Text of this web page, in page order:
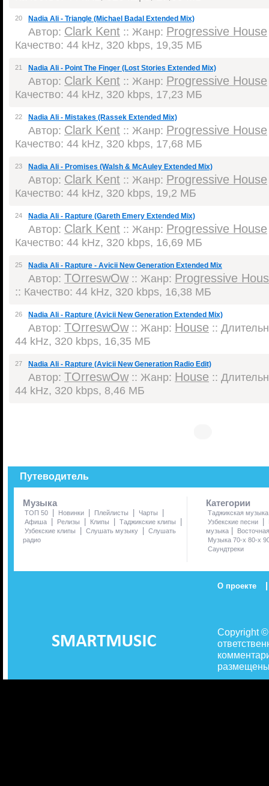
20 Nadia Ali - Triangle (Michael Badal Extended Mix)
Автор: Clark Kent :: Жанр: Progressive House
Качество: 44 kHz, 320 kbps, 19,35 МБ
21 Nadia Ali - Point The Finger (Lost Stories Extended Mix)
Автор: Clark Kent :: Жанр: Progressive House
Качество: 44 kHz, 320 kbps, 17,23 МБ
22 Nadia Ali - Mistakes (Rassek Extended Mix)
Автор: Clark Kent :: Жанр: Progressive House
Качество: 44 kHz, 320 kbps, 17,68 МБ
23 Nadia Ali - Promises (Walsh & McAuley Extended Mix)
Автор: Clark Kent :: Жанр: Progressive House
Качество: 44 kHz, 320 kbps, 19,2 МБ
24 Nadia Ali - Rapture (Gareth Emery Extended Mix)
Автор: Clark Kent :: Жанр: Progressive House
Качество: 44 kHz, 320 kbps, 16,69 МБ
25 Nadia Ali - Rapture - Avicii New Generation Extended Mix
Автор: TOrreswOw:: Жанр: Progressive
:: Качество: 44 kHz, 320 kbps, 16,38 МБ
26 Nadia Ali - Rapture (Avicii New Generation Extended Mix)
Автор: TOrreswOw:: Жанр: House ::
44 kHz, 320 kbps, 16,35 МБ
27 Nadia Ali - Rapture (Avicii New Generation Radio Edit)
Автор: TOrreswOw:: Жанр: House ::
44 kHz, 320 kbps, 8,46 МБ
Путеводитель
Музыка
ТОП 50 Новинки Плейлисты Чарты
Афиша Релизы Клипы Таджикские клипы
Узбекские клипы Слушать музыку
Слушать
радио
Категории
Таджикская музыка
Узбекские песни
музыка
Музыка 70-х 80-х
Саундтреки
О проекте |
Copyright
размещены